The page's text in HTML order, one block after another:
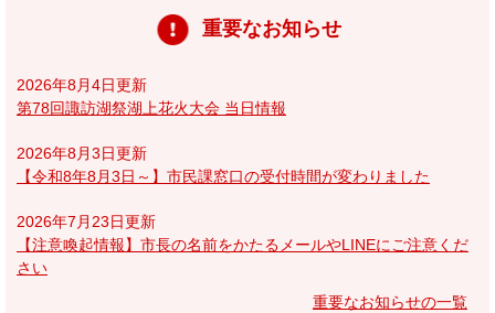
重要なお知らせ
2026年8月4日更新
第78回諏訪湖祭湖上花火大会 当日情報
2026年8月3日更新
【令和8年8月3日～】市民課窓口の受付時間が変わりました
2026年7月23日更新
【注意喚起情報】市長の名前をかたるメールやLINEにご注意くだ
さい
重要なお知らせの一覧